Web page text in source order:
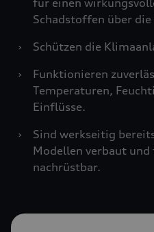
für einen
Schadstoffen über
›
Schützen die
›
Funktionieren
Temperaturen,
Einflüsse.
›
Sind werkseitig
Modellen verbaut
nachrüstbar.